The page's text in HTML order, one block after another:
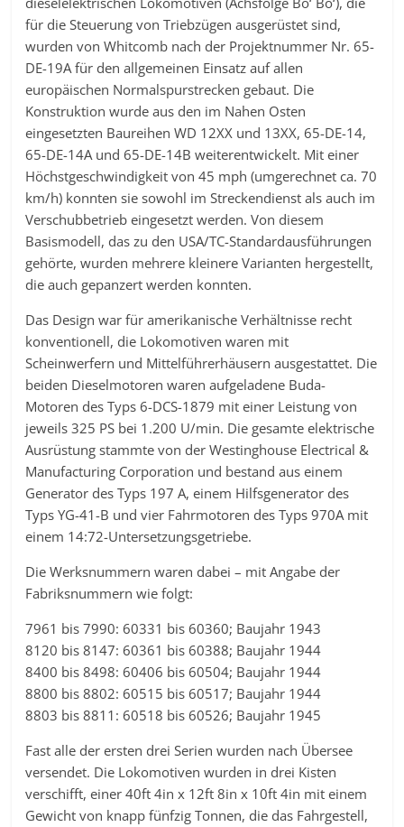
für die Steuerung von Triebzügen ausgerüstet sind,
wurden von Whitcomb nach der Projektnummer Nr. 65-
DE-19A für den allgemeinen Einsatz auf allen
europäischen Normalspurstrecken gebaut. Die
Konstruktion wurde aus den im Nahen Osten
eingesetzten Baureihen WD 12XX und 13XX, 65-DE-14,
65-DE-14A und 65-DE-14B weiterentwickelt. Mit einer
Höchstgeschwindigkeit von 45 mph (umgerechnet ca. 70
km/h) konnten sie sowohl im Streckendienst als auch im
Verschubbetrieb eingesetzt werden. Von diesem
Basismodell, das zu den USA/TC-Standardausführungen
gehörte, wurden mehrere kleinere Varianten hergestellt,
die auch gepanzert werden konnten.
Das Design war für amerikanische Verhältnisse recht
konventionell, die Lokomotiven waren mit
Scheinwerfern und Mittelführerhäusern ausgestattet. Die
beiden Dieselmotoren waren aufgeladene Buda-
Motoren des Typs 6-DCS-1879 mit einer Leistung von
jeweils 325 PS bei 1.200 U/min. Die gesamte elektrische
Ausrüstung stammte von der Westinghouse Electrical &
Manufacturing Corporation und bestand aus einem
Generator des Typs 197 A, einem Hilfsgenerator des
Typs YG-41-B und vier Fahrmotoren des Typs 970A mit
einem 14:72-Untersetzungsgetriebe.
Die Werksnummern waren dabei – mit Angabe der
Fabriksnummern wie folgt:
7961 bis 7990: 60331 bis 60360; Baujahr 1943
8120 bis 8147: 60361 bis 60388; Baujahr 1944
8400 bis 8498: 60406 bis 60504; Baujahr 1944
8800 bis 8802: 60515 bis 60517; Baujahr 1944
8803 bis 8811: 60518 bis 60526; Baujahr 1945
Fast alle der ersten drei Serien wurden nach Übersee
versendet. Die Lokomotiven wurden in drei Kisten
verschifft, einer 40ft 4in x 12ft 8in x 10ft 4in mit einem
Gewicht von knapp fünfzig Tonnen, die das Fahrgestell,